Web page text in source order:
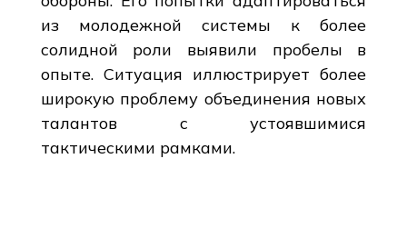
из молодежной системы к более
солидной роли выявили пробелы в
опыте. Ситуация иллюстрирует более
широкую проблему объединения новых
талантов с устоявшимися
тактическими рамками.